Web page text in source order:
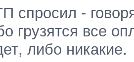
спросил -
грузятся все
либо никакие.